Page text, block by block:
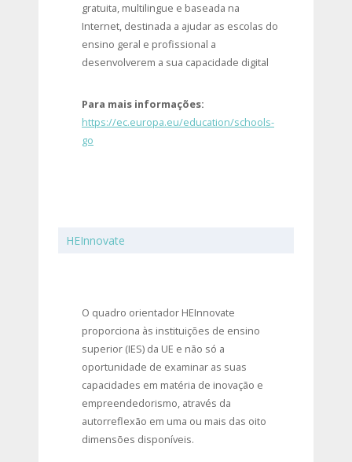
gratuita, multilingue e baseada na
Internet, destinada a ajudar as escolas do
ensino geral e profissional a
desenvolverem a sua capacidade digital
Para mais informações:
https://ec.europa.eu/education/schools-
go
HEInnovate
O quadro orientador HEInnovate
proporciona às instituições de ensino
superior (IES) da UE e não só a
oportunidade de examinar as suas
capacidades em matéria de inovação e
empreendedorismo, através da
autorreflexão em uma ou mais das oito
dimensões disponíveis.